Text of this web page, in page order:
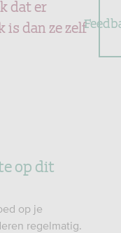
dat er
is dan ze zelf
op dit
op je
regelmatig.